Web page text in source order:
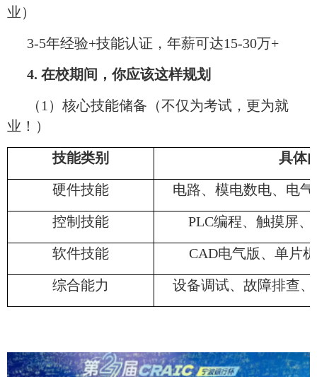
业）
3-5年经验+技能认证，年薪可达15-30万+
4. 在校期间，你应该这样规划
（1）核心技能储备（不仅为考试，更为就
业！）
技能类别 具体
硬件技能 电路、模电数电、电
控制技能 PLC编程、触摸屏
软件技能 CAD电气版、单片
综合能力 设备调试、故障排查